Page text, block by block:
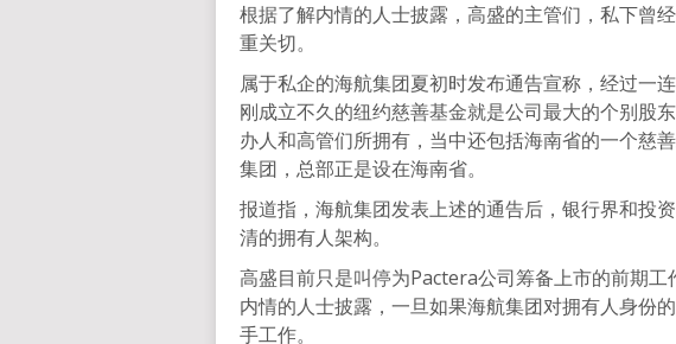
根据了解内情的人士披露，高盛的主管们，私下曾
重关切。
属于私企的海航集团夏初时发布通告宣称，经过一
刚成立不久的纽约慈善基金就是公司最大的个别股
办人和高管们所拥有，当中还包括海南省的一个慈
集团，总部正是设在海南省。
报道指，海航集团发表上述的通告后，银行界和投
清的拥有人架构。
高盛目前只是叫停为Pactera公司筹备上市的前期
内情的人士披露，一旦如果海航集团对拥有人身份
手工作。